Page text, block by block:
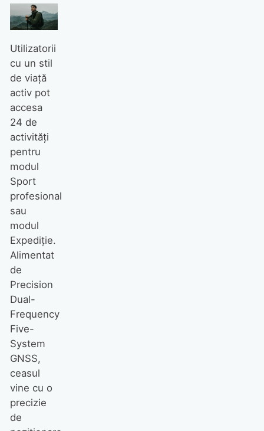
Utilizatorii
cu un stil
de viață
activ pot
accesa
24 de
activități
pentru
modul
Sport
profesional
sau
modul
Expediție.
Alimentat
de
Precision
Dual-
Frequency
Five-
System
GNSS,
ceasul
vine cu o
precizie
de